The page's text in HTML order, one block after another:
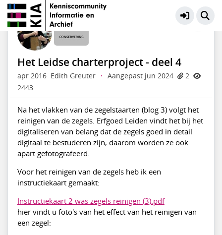
Behoud fysieke documenten
Het Leidse charterproject - deel 4
apr 2016 Edith Greuter · Aangepast jun 2024
2
2443
Na het vlakken van de zegelstaarten (blog 3) volgt het
reinigen van de zegels. Erfgoed Leiden vindt het bij het
digitaliseren van belang dat de zegels goed in detail
digitaal te bestuderen zijn, daarom worden ze ook
apart gefotografeerd.
Voor het reinigen van de zegels heb ik een
instructiekaart gemaakt:
Instructiekaart 2 was zegels reinigen (3).pdf
hier vindt u foto's van het effect van het reinigen van
een zegel: